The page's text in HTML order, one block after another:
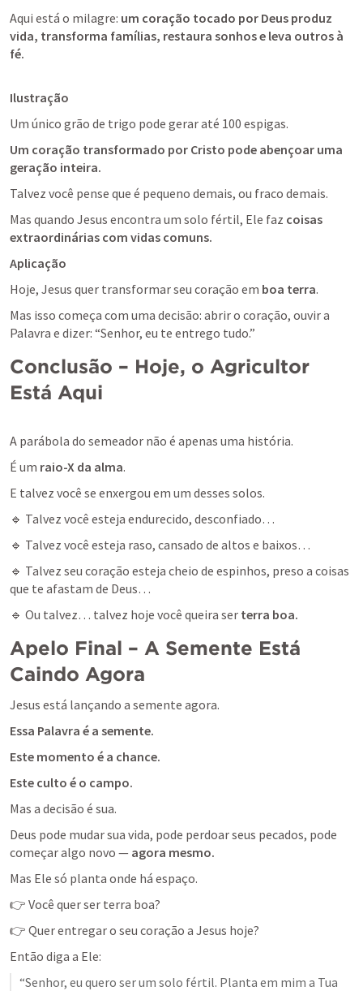
Aqui está o milagre: um coração tocado por Deus produz
vida, transforma famílias, restaura sonhos e leva outros à
fé.
Ilustração
Um único grão de trigo pode gerar até 100 espigas.
Um coração transformado por Cristo pode abençoar uma
geração inteira.
Talvez você pense que é pequeno demais, ou fraco demais.
Mas quando Jesus encontra um solo fértil, Ele faz coisas
extraordinárias com vidas comuns.
Aplicação
Hoje, Jesus quer transformar seu coração em boa terra.
Mas isso começa com uma decisão: abrir o coração, ouvir a
Palavra e dizer: “Senhor, eu te entrego tudo.”
Conclusão – Hoje, o Agricultor
Está Aqui
A parábola do semeador não é apenas uma história.
É um raio-X da alma.
E talvez você se enxergou em um desses solos.
🔹 Talvez você esteja endurecido, desconfiado…
🔹 Talvez você esteja raso, cansado de altos e baixos…
🔹 Talvez seu coração esteja cheio de espinhos, preso a coisas
que te afastam de Deus…
🔹 Ou talvez… talvez hoje você queira ser terra boa.
Apelo Final – A Semente Está
Caindo Agora
Jesus está lançando a semente agora.
Essa Palavra é a semente.
Este momento é a chance.
Este culto é o campo.
Mas a decisão é sua.
Deus pode mudar sua vida, pode perdoar seus pecados, pode
começar algo novo — agora mesmo.
Mas Ele só planta onde há espaço.
👉 Você quer ser terra boa?
👉 Quer entregar o seu coração a Jesus hoje?
Então diga a Ele:
“Senhor, eu quero ser um solo fértil. Planta em mim a Tua